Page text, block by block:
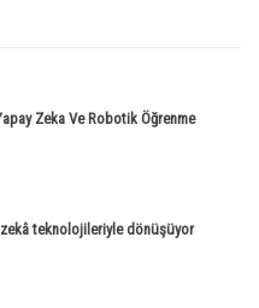
Zeka Ve Robotik Öğrenme
teknolojileriyle dönüşüyor